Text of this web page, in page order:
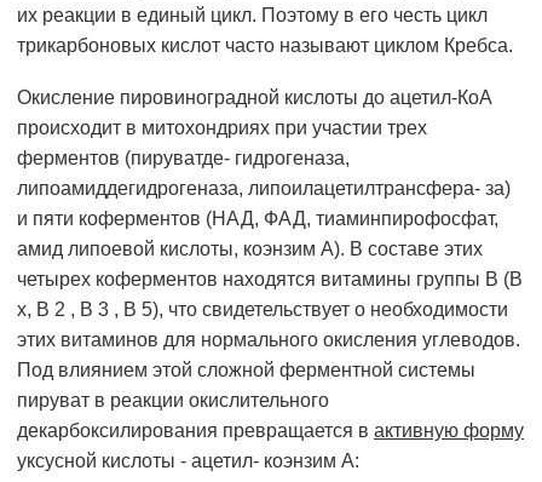
их реакции в единый цикл. Поэтому в его честь цикл
трикарбоновых кислот часто называют циклом Кребса.
Окисление пировиноградной кислоты до ацетил-КоА
происходит в митохондриях при участии трех
ферментов (пируватде- гидрогеназа,
липоамиддегидрогеназа, липоилацетилтрансфера- за)
и пяти коферментов (НАД, ФАД, тиаминпирофосфат,
амид липоевой кислоты, коэнзим А). В составе этих
четырех коферментов находятся витамины группы В (В
х, В 2 , В 3 , В 5), что свидетельствует о необходимости
этих витаминов для нормального окисления углеводов.
Под влиянием этой сложной ферментной системы
пируват в реакции окислительного
декарбоксилирования превращается в активную форму
уксусной кислоты - ацетил- коэнзим А: